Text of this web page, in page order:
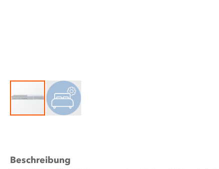
springen
Beschreibung